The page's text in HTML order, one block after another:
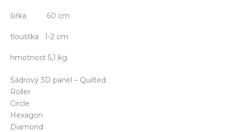
šiřka 60 cm
tloušťka 1-2 cm
hmotnost 5,1 kg
Sádrový 3D panel – Quilted
Roller
Circle
Hexagon
Diamond